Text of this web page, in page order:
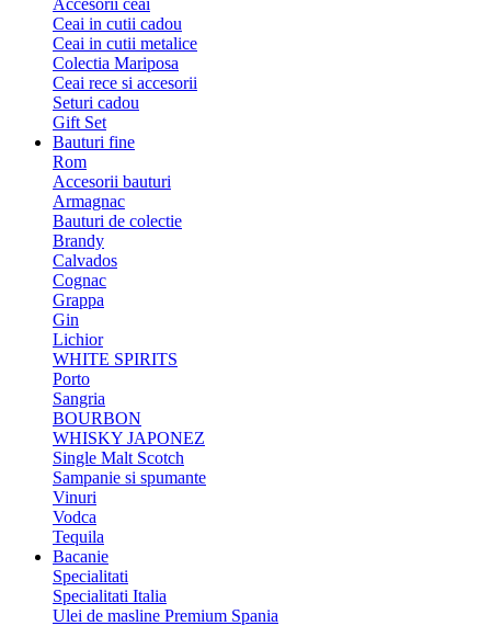
Accesorii ceai
Ceai in cutii cadou
Ceai in cutii metalice
Colectia Mariposa
Ceai rece si accesorii
Seturi cadou
Gift Set
Bauturi fine
Rom
Accesorii bauturi
Armagnac
Bauturi de colectie
Brandy
Calvados
Cognac
Grappa
Gin
Lichior
WHITE SPIRITS
Porto
Sangria
BOURBON
WHISKY JAPONEZ
Single Malt Scotch
Sampanie si spumante
Vinuri
Vodca
Tequila
Bacanie
Specialitati
Specialitati Italia
Ulei de masline Premium Spania